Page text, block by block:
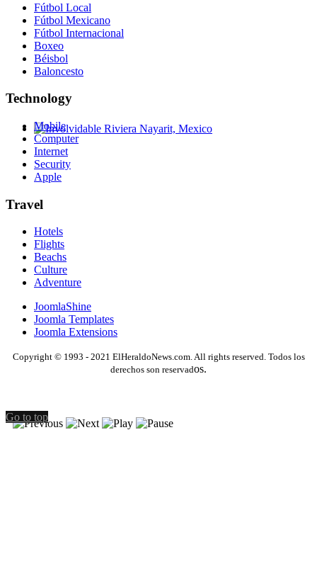
Involvidable Riviera Nayarit, Mexico
Fútbol Local
Fútbol Mexicano
Fútbol Internacional
Boxeo
Béisbol
Baloncesto
Technology
Mobile
Computer
Internet
Security
Apple
Travel
Hotels
Flights
Beachs
Culture
Adventure
JoomlaShine
Joomla Templates
Joomla Extensions
Copyright © 1993 - 2021 ElHeraldoNews.com. All rights reserved. Todos los
derechos son reservados.
Go to top